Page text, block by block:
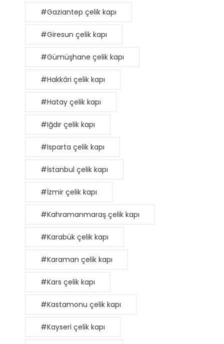
#Gaziantep çelik kapı
#Giresun çelik kapı
#Gümüşhane çelik kapı
#Hakkâri çelik kapı
#Hatay çelik kapı
#Iğdır çelik kapı
#Isparta çelik kapı
#İstanbul çelik kapı
#İzmir çelik kapı
#Kahramanmaraş çelik kapı
#Karabük çelik kapı
#Karaman çelik kapı
#Kars çelik kapı
#Kastamonu çelik kapı
#Kayseri çelik kapı